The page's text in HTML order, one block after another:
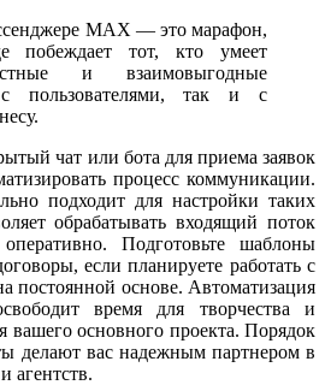
MAX — это марафон,
побеждает тот, кто умеет
и взаимовыгодные
пользователями, так и с
чат или бота для приема заявок
процесс коммуникации.
подходит для настройки таких
обрабатывать входящий поток
Подготовьте шаблоны
если планируете работать с
постоянной основе. Автоматизация
время для творчества и
вашего основного проекта. Порядок
делают вас надежным партнером в
агентств.